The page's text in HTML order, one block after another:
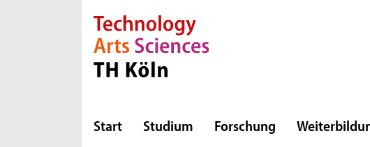
Direkt zur Hauptnavigation
Direkt zur Subnavigation
Direkt zum Inhalt
Direkt zum Fußbereich
Start Studium Forschung